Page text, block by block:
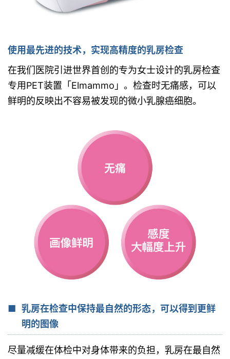
使用最先进的技术，实现高精度的乳房检查
在我们医院引进世界首创的专为女士设计的乳房检查
专用PET装置「Elmammo」。检查时无痛感，可以
鲜明的反映出不容易被发现的微小乳腺癌细胞。
乳房在检查中保持最自然的形态，可以得到更鲜
明的图像
尽量减缓在体检中对身体带来的负担，乳房在最自然